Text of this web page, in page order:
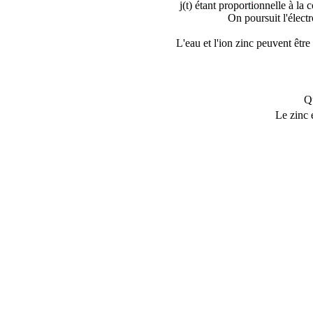
j(t) étant proportionnelle à la
On poursuit
L'eau et l'ion zinc peuvent
Le zinc